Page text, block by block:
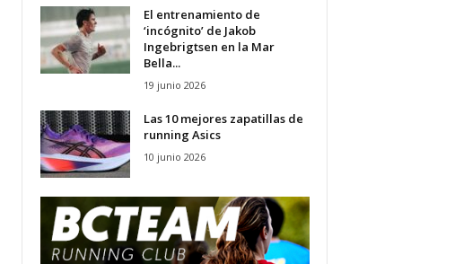
El entrenamiento de
‘incógnito’ de Jakob
Ingebrigtsen en la Mar
Bella...
19 junio 2026
Las 10 mejores zapatillas de
running Asics
10 junio 2026